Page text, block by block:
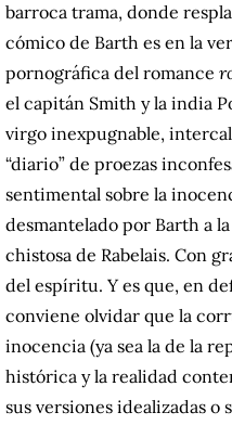
barroca trama, donde
cómico de Barth es en la
pornográfica del romance
el capitán Smith y la india
virgo inexpugnable,
“diario” de proezas
sentimental sobre la
desmantelado por Barth a
chistosa de Rabelais. Con
del espíritu. Y es que, en
conviene olvidar que la
inocencia (ya sea la de la
histórica y la realidad
sus versiones idealizadas o